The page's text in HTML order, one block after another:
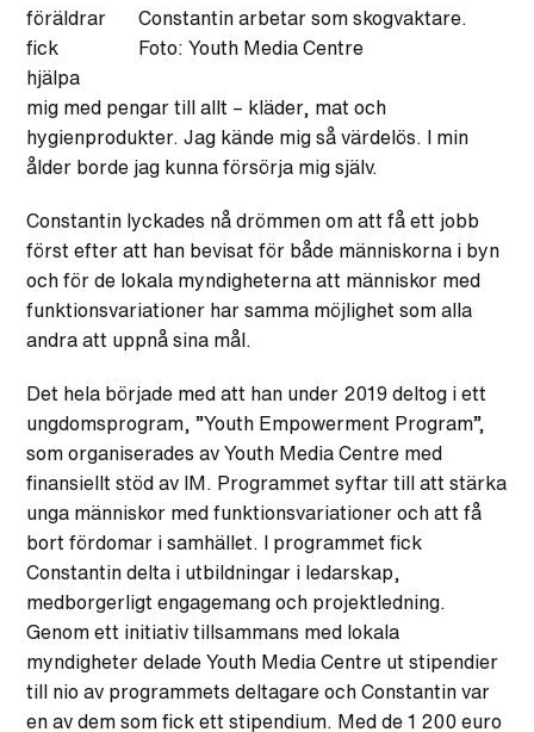
Constantin arbetar som skogvaktare.
Foto: Youth Media Centre
föräldrar
fick
hjälpa
mig med pengar till allt – kläder, mat och
hygienprodukter. Jag kände mig så värdelös. I min
ålder borde jag kunna försörja mig själv.
Constantin lyckades nå drömmen om att få ett jobb
först efter att han bevisat för både människorna i byn
och för de lokala myndigheterna att människor med
funktionsvariationer har samma möjlighet som alla
andra att uppnå sina mål.
Det hela började med att han under 2019 deltog i ett
ungdomsprogram, ”Youth Empowerment Program”,
som organiserades av Youth Media Centre med
finansiellt stöd av IM. Programmet syftar till att stärka
unga människor med funktionsvariationer och att få
bort fördomar i samhället. I programmet fick
Constantin delta i utbildningar i ledarskap,
medborgerligt engagemang och projektledning.
Genom ett initiativ tillsammans med lokala
myndigheter delade Youth Media Centre ut stipendier
till nio av programmets deltagare och Constantin var
en av dem som fick ett stipendium. Med de 1 200 euro